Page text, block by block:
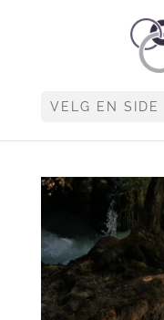
VELG EN SIDE